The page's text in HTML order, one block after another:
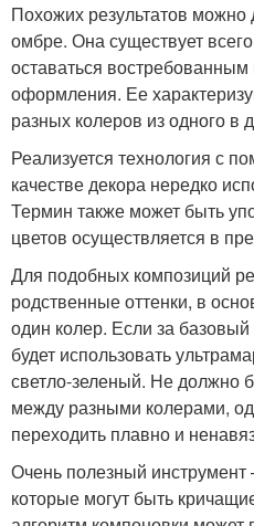
Похожих результатов можно
омбре. Она существует
оставаться
оформления. Ее
разных колеров из одного в
Реализуется технология с
качестве декора нередко
Термин также может быть
цветов осуществляется в
Для подобных композиций
родственные оттенки, в
один колер. Если за
будет использовать
светло-зеленый. Не должно
между разными колерами,
переходить плавно и
Очень полезный инструмент
которые могут быть